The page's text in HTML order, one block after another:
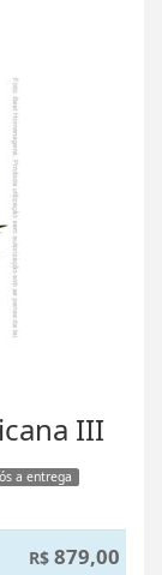
III
a entrega
R$ 879,00